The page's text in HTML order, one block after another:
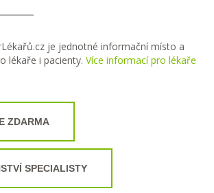
je jednotné informační místo a
lékaře i pacienty. Více informací pro lékaře
ZDARMA
SPECIALISTY